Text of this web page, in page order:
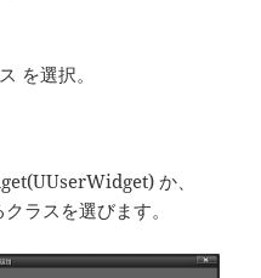
を選択。
か、
ラスを選びます。